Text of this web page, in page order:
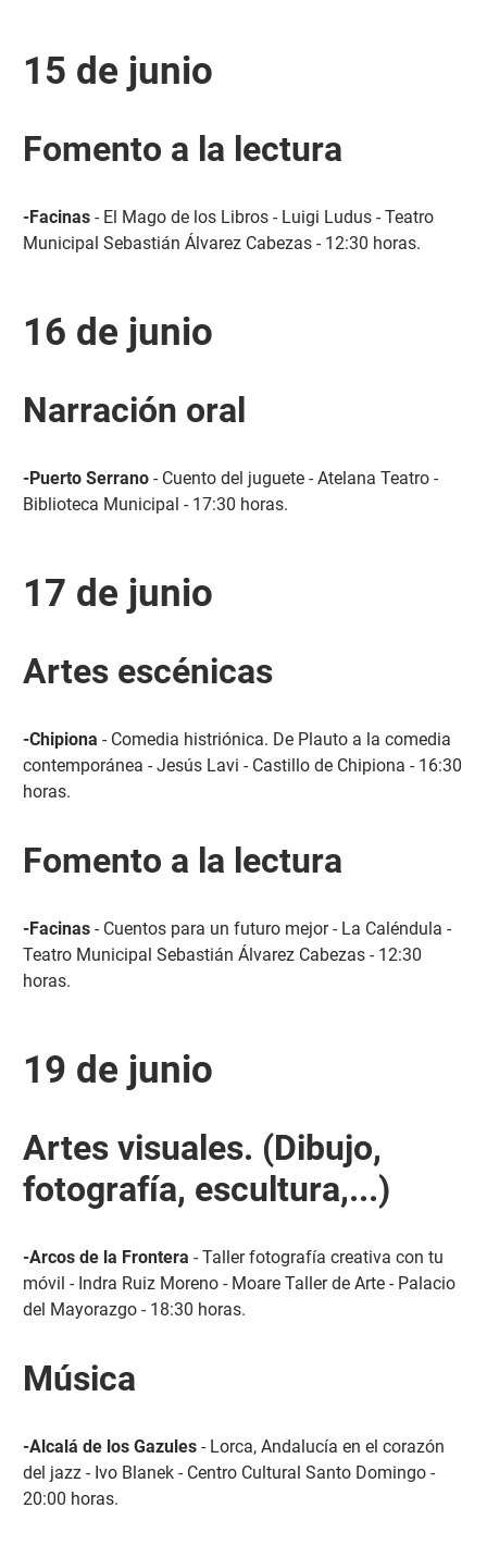
15 de junio
Fomento a la lectura
-Facinas- El Mago de los Libros - Luigi Ludus - Teatro
Municipal Sebastián Álvarez Cabezas - 12:30 horas.
16 de junio
Narración oral
-Puerto Serrano- Cuento del juguete - Atelana Teatro -
Biblioteca Municipal - 17:30 horas.
17 de junio
Artes escénicas
-Chipiona - Comedia histriónica. De Plauto a la comedia
contemporánea - Jesús Lavi - Castillo de Chipiona - 16:30
horas.
Fomento a la lectura
-Facinas- Cuentos para un futuro mejor - La Caléndula -
Teatro Municipal Sebastián Álvarez Cabezas - 12:30
horas.
19 de junio
Artes visuales. (Dibujo,
fotografía, escultura,...)
-Arcos de la Frontera - Taller fotografía creativa con tu
móvil - Indra Ruiz Moreno - Moare Taller de Arte - Palacio
del Mayorazgo - 18:30 horas.
Música
-Alcalá de los Gazules- Lorca, Andalucía en el corazón
del jazz - Ivo Blanek - Centro Cultural Santo Domingo -
20:00 horas.